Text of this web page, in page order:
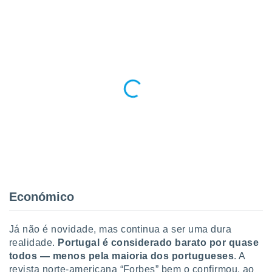
de
num
para
Económico
Já não é novidade, mas continua a ser uma dura
realidade. Portugal é considerado barato por quase
todos — menos pela maioria dos portugueses. A
revista norte-americana “Forbes” bem o confirmou, ao